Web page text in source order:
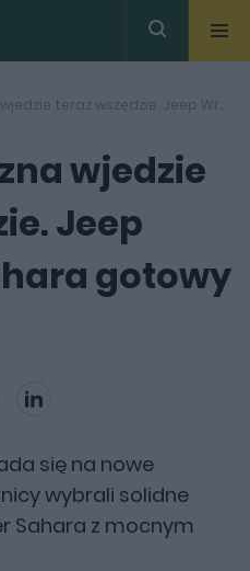
Straż Graniczna wjedzie teraz wszędzie. Jeep Wrangler Sahara gotowy do służby
wjedzie
Jeep
gotowy
się na nowe
wybrali solidne
Sahara z mocnym